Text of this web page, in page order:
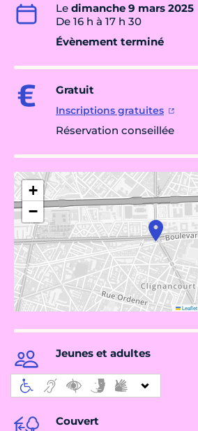
Le dimanche 9 mars 2025
De 16 h à 17 h 30
Évènement terminé
Gratuit
Inscriptions gratuites
Réservation conseillée
+
−
Leaflet
Jeunes et adultes
Couvert